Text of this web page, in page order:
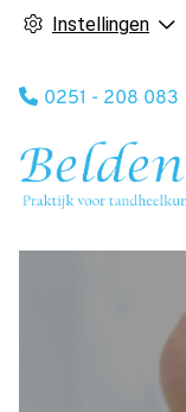
Instellingen
Tel:
0251 - 208 083